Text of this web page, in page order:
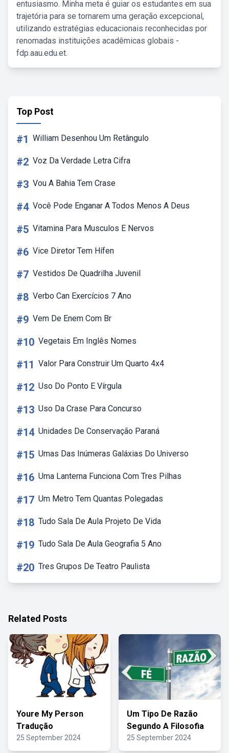
entusiasmo. Minha meta é guiar os estudantes em sua
trajetória para se tornarem uma geração excepcional,
utilizando estratégias educacionais reconhecidas por
renomadas instituições acadêmicas globais -
fdp.aau.edu.et.
Top Post
#1 William Desenhou Um Retângulo
#2 Voz Da Verdade Letra Cifra
#3 Vou A Bahia Tem Crase
#4 Você Pode Enganar A Todos Menos A Deus
#5 Vitamina Para Musculos E Nervos
#6 Vice Diretor Tem Hífen
#7 Vestidos De Quadrilha Juvenil
#8 Verbo Can Exercícios 7 Ano
#9 Vem De Enem Com Br
#10 Vegetais Em Inglês Nomes
#11 Valor Para Construir Um Quarto 4x4
#12 Uso Do Ponto E Vírgula
#13 Uso Da Crase Para Concurso
#14 Unidades De Conservação Paraná
#15 Umas Das Inúmeras Galáxias Do Universo
#16 Uma Lanterna Funciona Com Tres Pilhas
#17 Um Metro Tem Quantas Polegadas
#18 Tudo Sala De Aula Projeto De Vida
#19 Tudo Sala De Aula Geografia 5 Ano
#20 Tres Grupos De Teatro Paulista
Related Posts
Youre My Person
Tradução
25 September 2024
Um Tipo De Razão
Segundo A Filosofia
25 September 2024